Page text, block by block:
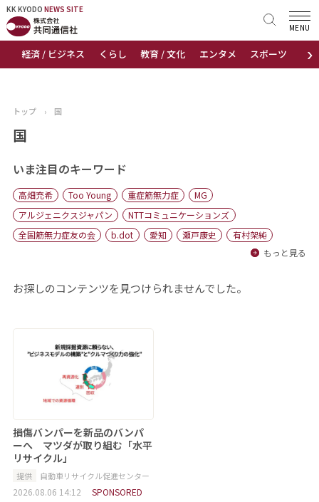
KK KYODO NEWS SITE
›
経済 / ビジネス くらし 教育 / 文化 エンタメ スポーツ 地域
MENU
KK KYODONEWS SITE
トップページ
ニュース
おすすめコンテンツ
出版物
会社概要
トップ › 国
国
いま注目のキーワード
高畑充希 Too Young 重症筋無力症
MG
アルジェニクスジャパン
NTTコミュニケーションズ
全国筋無力症友の会
b.dot 愛知 瀬戸康史
有村架純
もっと見る
お探しのコンテンツを見つけられませんでした。
損傷バンパーを新品のバンパ
ーへ マツダが取り組む「水平
リサイクル」
提供 自動車リサイクル促進センター
2026.08.06 14:12
SPONSORED